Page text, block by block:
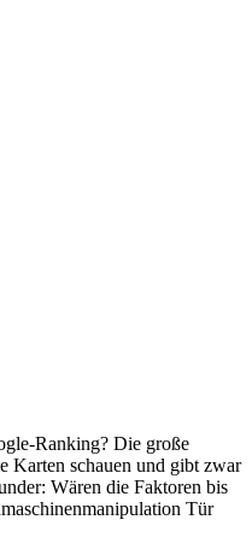
Ranking? Die große
Karten schauen und gibt zwar
Wären die Faktoren bis
Tür